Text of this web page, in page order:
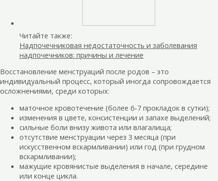
Читайте также:
Надпочечниковая недостаточность и заболевания
надпочечников: причины и лечение
Восстановление менструаций после родов – это
индивидуальный процесс, который иногда сопровождается
осложнениями, среди которых:
маточное кровотечение (более 6-7 прокладок в сутки);
изменения в цвете, консистенции и запахе выделений;
сильные боли внизу живота или влагалища;
отсутствие менструации через 3 месяца (при
искусственном вскармливании) или год (при грудном
вскармливании);
мажущие кровянистые выделения в начале, середине
или конце цикла.